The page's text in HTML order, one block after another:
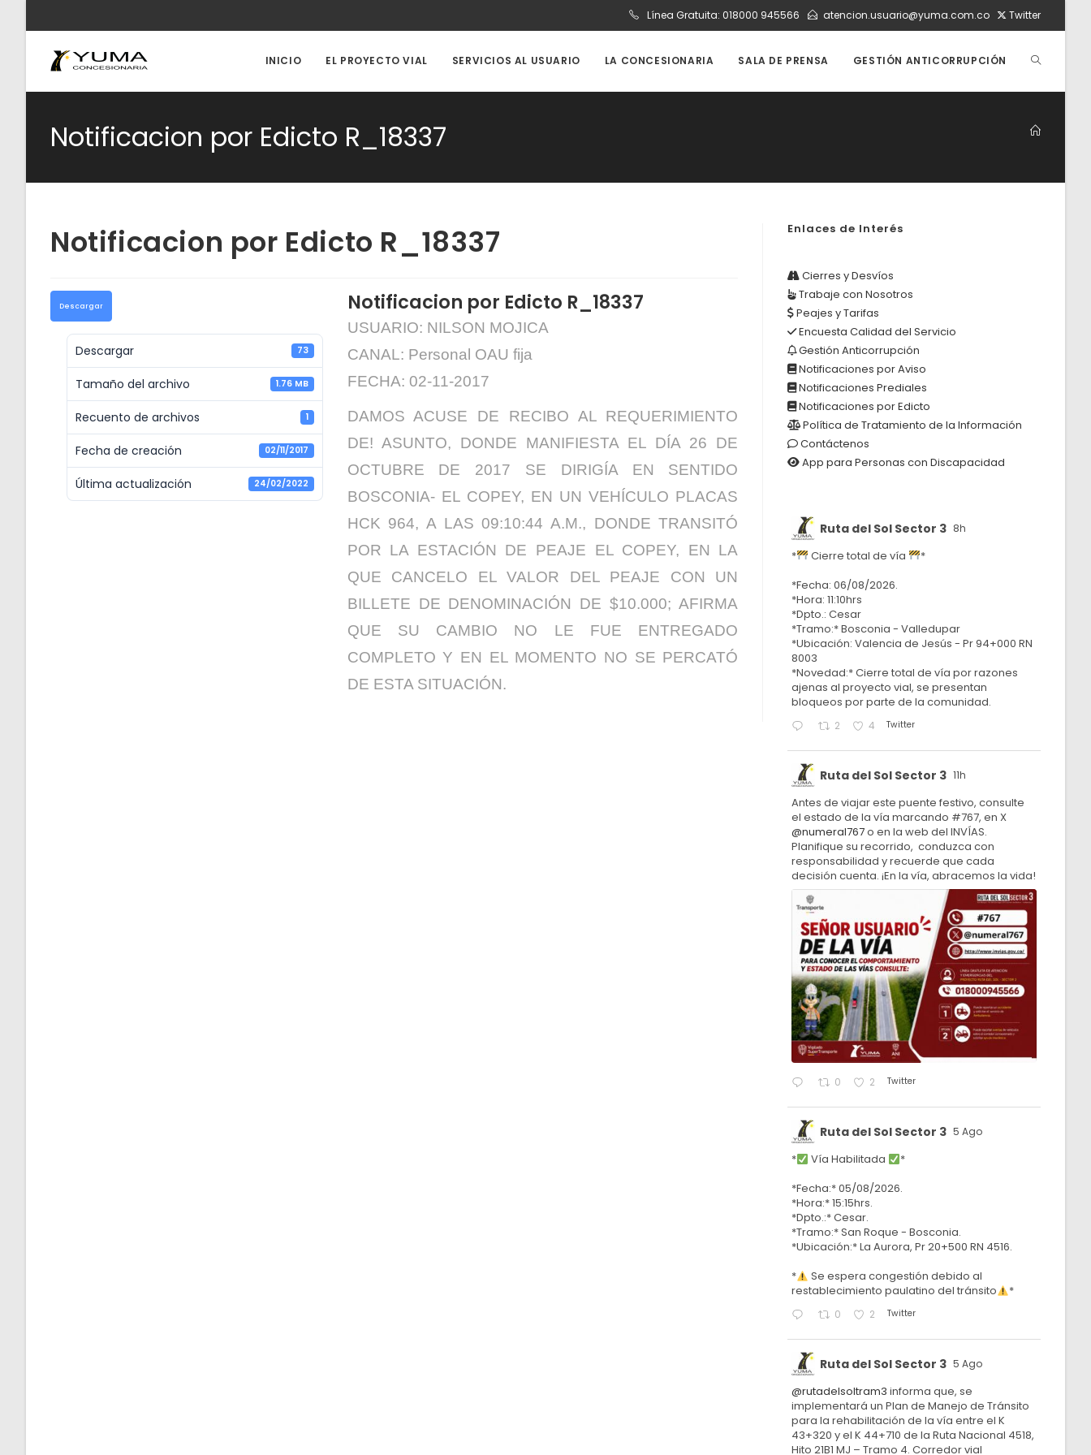
contenido
Línea Gratuita: 018000 945566 atencion.usuario@yuma.com.co Twitter
INICIO EL PROYECTO VIAL SERVICIOS AL USUARIO LA CONCESIONARIA SALA DE PRENSA GESTIÓN ANTICORRUPCIÓN ALTERNAR
BÚSQUEDA
DE
Notificacion por Edicto R_18337
Notificacion por Edicto R_18337
Descargar
Descargar 73
Tamaño del archivo 1.76 MB
Recuento de archivos 1
Fecha de creación 02/11/2017
Última actualización 24/02/2022
Notificacion por Edicto R_18337
USUARIO: NILSON MOJICA
CANAL: Personal OAU fija
FECHA: 02-11-2017
DAMOS ACUSE DE RECIBO AL REQUERIMIENTO
DE! ASUNTO, DONDE MANIFIESTA EL DÍA 26 DE
OCTUBRE DE 2017 SE DIRIGÍA EN SENTIDO
BOSCONIA- EL COPEY, EN UN VEHÍCULO PLACAS
HCK 964, A LAS 09:10:44 A.M., DONDE TRANSITÓ
POR LA ESTACIÓN DE PEAJE EL COPEY, EN LA
QUE CANCELO EL VALOR DEL PEAJE CON UN
BILLETE DE DENOMINACIÓN DE $10.000; AFIRMA
QUE SU CAMBIO NO LE FUE ENTREGADO
COMPLETO Y EN EL MOMENTO NO SE PERCATÓ
DE ESTA SITUACIÓN.
Enlaces de Interés
Cierres y Desvíos
Trabaje con Nosotros
Peajes y Tarifas
Encuesta Calidad del Servicio
Gestión Anticorrupción
Notificaciones por Aviso
Notificaciones Prediales
Notificaciones por Edicto
Política de Tratamiento de la Información
Contáctenos
App para Personas con Discapacidad
Ruta del Sol Sector 3 8h
* Cierre total de vía
*
*Fecha: 06/08/2026.
*Hora: 11:10hrs
*Dpto.: Cesar
*Tramo:* Bosconia - Valledupar
*Ubicación: Valencia de Jesús - Pr 94+000 RN
8003
*Novedad:* Cierre total de vía por razones
ajenas al proyecto vial, se presentan
bloqueos por parte de la comunidad.
2 4 Twitter
Ruta del Sol Sector 3 11h
Antes de viajar este puente festivo, consulte
el estado de la vía marcando #767, en X
@numeral767o en la web del INVÍAS.
Planifique su recorrido, conduzca con
responsabilidad y recuerde que cada
decisión cuenta. ¡En la vía, abracemos la vida!
0 2 Twitter
Ruta del Sol Sector 3 5 Ago
* Vía Habilitada
*
*Fecha:* 05/08/2026.
*Hora:* 15:15hrs.
*Dpto.:* Cesar.
*Tramo:* San Roque - Bosconia.
*Ubicación:* La Aurora, Pr 20+500 RN 4516.
*
Se espera congestión debido al
restablecimiento paulatino del tránsito
*
0 2 Twitter
Ruta del Sol Sector 3 5 Ago
@rutadelsoltram3 informa que, se
implementará un Plan de Manejo de Tránsito
para la rehabilitación de la vía entre el K
43+320 y el K 44+710 de la Ruta Nacional 4518,
Hito 21B1 MJ – Tramo 4. Corredor vial